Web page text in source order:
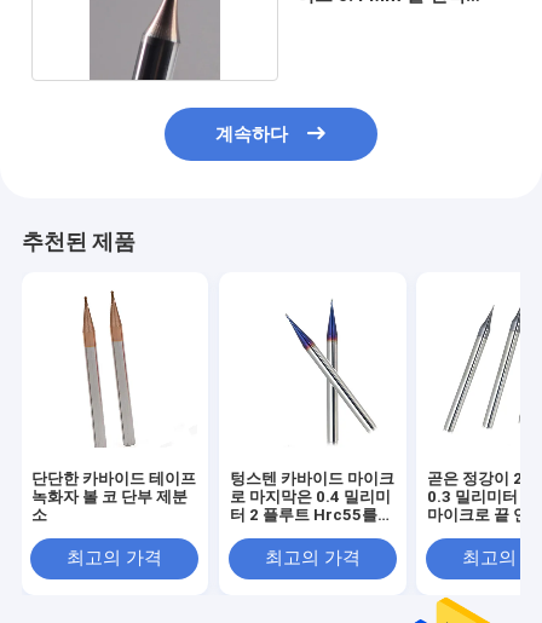
계속하다
추천된 제품
단단한 카바이드 테이프
녹화자 볼 코 단부 제분
소
최고의 가격
텅스텐 카바이드 마이크
로 마지막은 0.4 밀리미
터 2 플루트 Hrc55를
최고의 가격
곧은 정강이 2
0.3 밀리미터 케
마이크로 끝 연
최고의